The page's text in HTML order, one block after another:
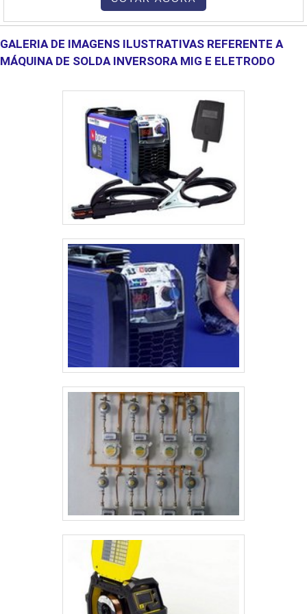
como as normas ASME (American Society of Mechanical
Engineers), NR-13 (Norma Regulamentadora Brasileira de
regulam desde os projetos, fabricação, testes de qualidade até a
operação e manutenção desses equipamentos. A conformidade
durabilidade e o desempenho dos equipamentos. 5. Aplicações
Industriais A caldeiraria industrial tem aplicação em várias
indústrias, entre as principais: Indústria Petroquímica: Produção de
caldeiras, vasos de pressão e reatores. Geração de Energia:
Equipamentos para plantas termelétricas e hidrelétricas. Indústria
Naval: Fabricação de grandes estruturas metálicas e sistemas de
propulsão para embarcações. Indústria Alimentícia: Trocadores de
calor e caldeiras para processos de pasteurização e aquecimento
estruturas metálicas de grande porte. 6. Manutenção A
manutenção de equipamentos de caldeiraria é uma parte crítica da
operação industrial, principalmente em sistemas de caldeiras e
vasos de pressão. As manutenções podem ser preventivas ou
corretivas, com foco na inspeção regular, limpeza, reparo de
vazamentos, substituição de peças danificadas, entre outras
hidrostático, são comuns para garantir que o equipamento esteja
industrial desempenha um papel fundamental em muitas áreas
industriais, com sua capacidade de fornecer soluções em
equipamentos de grande porte e complexidade. É uma área que
exige um alto nível de especialização técnica, tanto em termos de
produção quanto de segurança, dado o uso intensivo de pressões
e temperaturas extremas em muitos dos equipamentos fabricados.
GALERIA DE IMAGENS ILUSTRATIVAS REFERENTE A
MÁQUINA DE SOLDA INVERSORA MIG E ELETRODO